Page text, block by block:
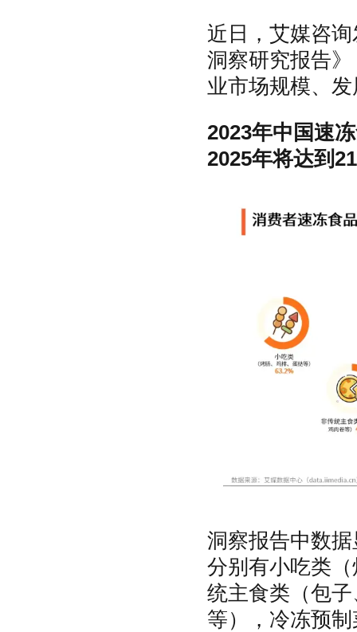
近日，艾媒咨
洞察研究报告
业市场规模、
2023年中国速
2025年将达到
洞察报告中数
分别有小吃类
统主食类（包
等），冷冻预